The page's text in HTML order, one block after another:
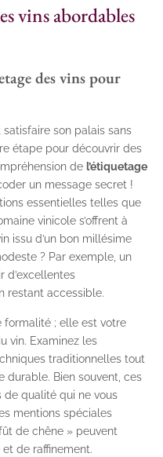
vins abordables
des vins pour
satisfaire son palais sans
étape pour découvrir des
de l’étiquetage
un message secret !
essentielles telles que
vinicole s’offrent à
issu d’un bon millésime
? Par exemple, un
d’excellentes
restant accessible.
formalité ; elle est votre
vin. Examinez les
traditionnelles tout
durable. Bien souvent, ces
de qualité qui ne vous
mentions spéciales
de chêne » peuvent
de raffinement.